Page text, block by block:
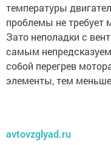
температуры
проблемы не требует
Зато неполадки с
самым
собой перегрев
элементы, тем меньше
avtovzglyad.ru